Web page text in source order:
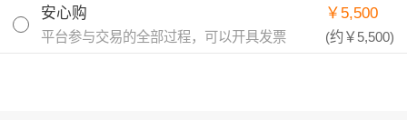
安心购
平台参与交易的全部过程，可以开具发票
￥5,500
(约￥5,500)